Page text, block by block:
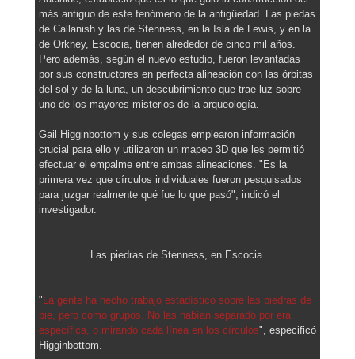
más antiguo de este fenómeno de la antigüedad. Las piedas
de Callanish y las de Stenness, en la Isla de Lewis, y en la
de Orkney, Escocia, tienen alrededor de cinco mil años.
Pero además, según el nuevo estudio, fueron levantadas
por sus constructores en perfecta alineación con las órbitas
del sol y de la luna, un descubrimiento que trae luz sobre
uno de los mayores misterios de la arqueología.
Gail Higginbottom y sus colegas emplearon información
crucial para ello y utilizaron un mapeo 3D que les permitió
efectuar el empalme entre ambas alineaciones. "Es la
primera vez que círculos individuales fueron pesquisados
para juzgar realmente qué fue lo que pasó", indicó el
investigador.
Las piedras de Stenness, en Escocia.
" La gente ha hecho trabajo estadístico sobre las piedras de
pie, pero como grupos. No las habían separado por era
específica, o mirando cada línea en los círculos", especificó
Higginbottom.